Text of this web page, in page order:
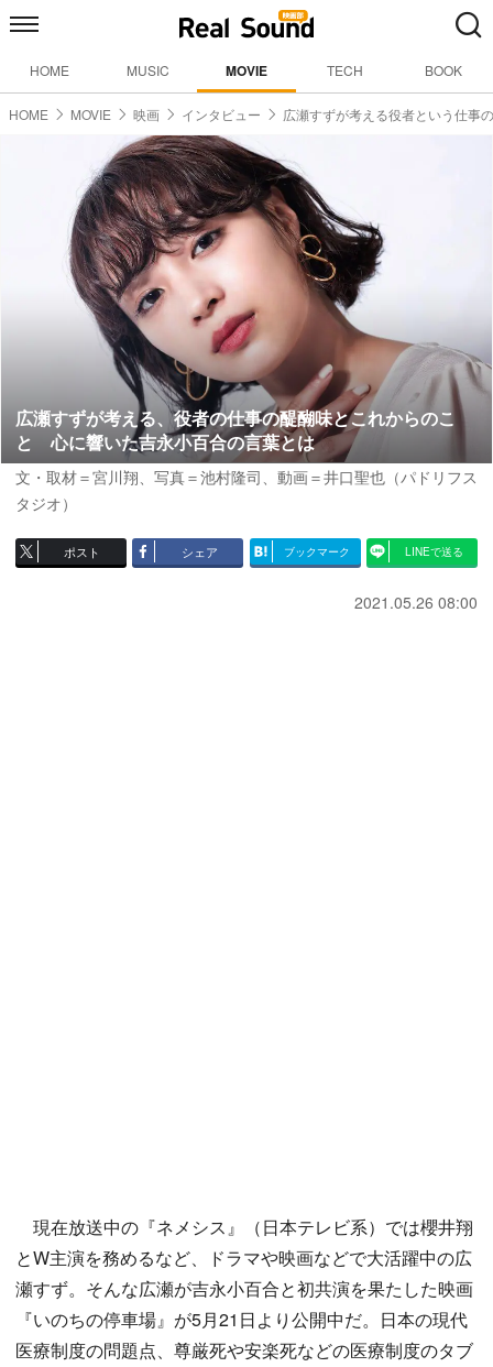
HOME MUSIC MOVIE TECH BOOK
HOME MOVIE 映画 インタビュー 広瀬すずが考える役者という仕事
広瀬すずが考える、役者の仕事の醍醐味とこれからのこ
と 心に響いた吉永小百合の言葉とは
文・取材＝宮川翔、写真＝池村隆司、動画＝井口聖也（パドリフス
タジオ）
ポスト シェア ブックマーク LINEで送る
2021.05.26 08:00
現在放送中の『ネメシス』（日本テレビ系）では櫻井翔
とW主演を務めるなど、ドラマや映画などで大活躍中の広
瀬すず。そんな広瀬が吉永小百合と初共演を果たした映画
『いのちの停車場』が5月21日より公開中だ。日本の現代
医療制度の問題点、尊厳死や安楽死などの医療制度のタブ